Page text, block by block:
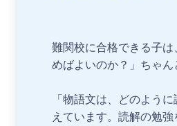
難関校に合格できる子
めばよいのか？」ちゃん
「物語文は、どのよう
えています。読解の勉